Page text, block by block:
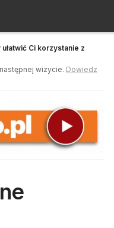
Ci korzystanie z
wizycie. Dowiedz